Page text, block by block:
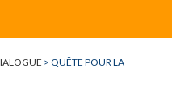
commune
> QUÊTE POUR LA